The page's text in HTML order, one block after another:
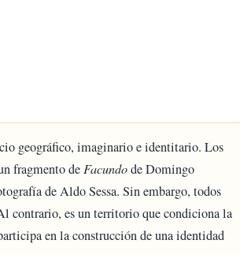
geográfico, imaginario e identitario. Los
fragmento deFacundode Domingo
de Aldo Sessa. Sin embargo, todos
contrario, es un territorio que condiciona la
en la construcción de una identidad